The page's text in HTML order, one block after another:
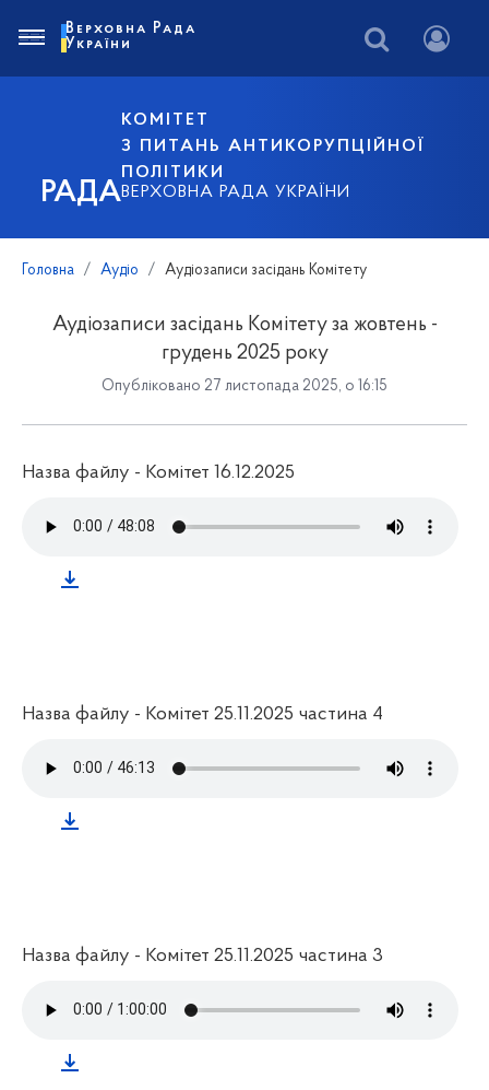
РАДА
КОМІТЕТ
З ПИТАНЬ АНТИКОРУПЦІЙНОЇ
ПОЛІТИКИ
ВЕРХОВНА РАДА УКРАЇНИ
Верховна Рада
України
Головна Аудіо Аудіозаписи засідань Комітету
Аудіозаписи засідань Комітету за жовтень -
грудень 2025 року
Опубліковано 27 листопада 2025, о 16:15
Назва файлу - Комітет 16.12.2025
Назва файлу - Комітет 25.11.2025 частина 4
Назва файлу - Комітет 25.11.2025 частина 3